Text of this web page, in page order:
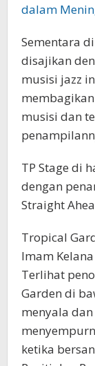
dalam
Sementara di
disajikan
musisi jazz
musisi dan
TP Stage di
dengan
Straight
Tropical
Imam
Terlihat
Garden di
menyala
ketika